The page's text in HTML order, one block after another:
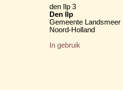
den Ilp 3
Den Ilp
Gemeente Landsmeer
Noord-Holland
In gebruik